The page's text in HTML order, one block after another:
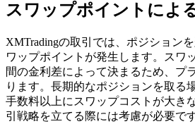
スワップポイントによ
XMTradingの取引では、ポジション
ワップポイントが発生します。スワ
間の金利差によって決まるため、プ
ります。長期的なポジションを取る
手数料以上にスワップコストが大き
引戦略を立てる際には考慮が必要で